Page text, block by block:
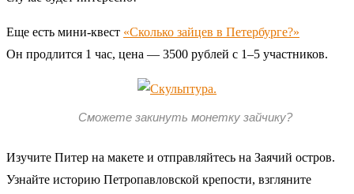
Еще есть мини-квест «Сколько зайцев в Петербурге?»
Он продлится 1 час, цена — 3500 рублей с 1–5 участников.
Сможете закинуть монетку зайчику?
Изучите Питер на макете и отправляйтесь на Заячий остров.
Узнайте историю Петропавловской крепости, взгляните